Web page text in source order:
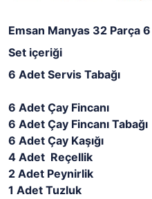
Emsan Manyas 32 Parça 6
Set içeriği
6 Adet
6 Adet Çay Fincanı
6 Adet Çay Fincanı Tabağı
6 Adet Çay Kaşığı
4 Adet Reçellik
2 Adet Peynirlik
1 Adet Tuzluk